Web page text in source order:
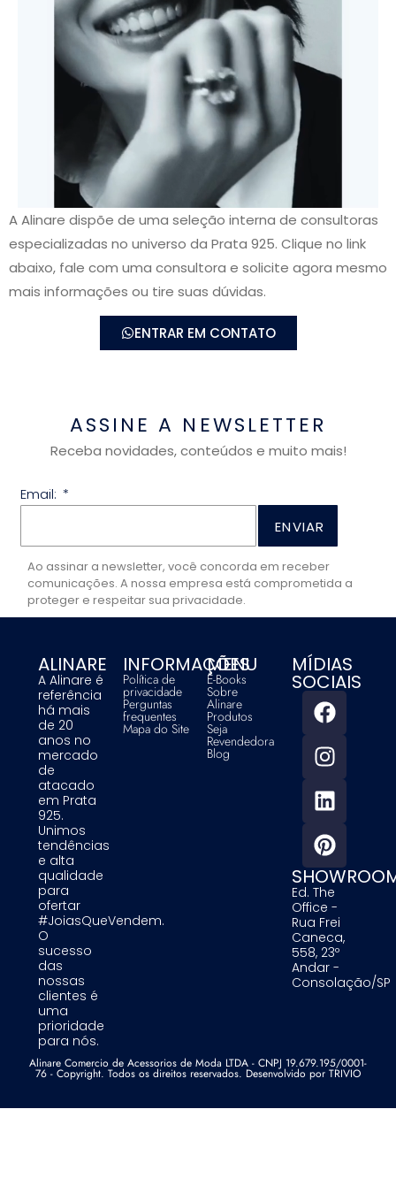
A Alinare dispõe de uma seleção interna de consultoras
especializadas no universo da Prata 925. Clique no link
abaixo, fale com uma consultora e solicite agora mesmo
mais informações ou tire suas dúvidas.
ENTRAR EM CONTATO
ASSINE A NEWSLETTER
Receba novidades, conteúdos e muito mais!
Email:
ENVIAR
Ao assinar a newsletter, você concorda em receber
comunicações. A nossa empresa está comprometida a
proteger e respeitar sua privacidade.
ALINARE
A Alinare é
referência
há mais
de 20
anos no
mercado
de
atacado
em Prata
925.
Unimos
tendências
e alta
qualidade
para
ofertar
#JoiasQueVendem.
O
sucesso
das
nossas
clientes é
uma
prioridade
para nós.
INFORMAÇÕES
Política de
privacidade
Perguntas
frequentes
Mapa do Site
MENU
E-Books
Sobre
Alinare
Produtos
Seja
Revendedora
Blog
MÍDIAS
SOCIAIS
Ed. The
Office -
Rua Frei
Caneca,
558, 23º
Andar -
Consolação/SP
Alinare Comercio de Acessorios de Moda LTDA - CNPJ 19.679.195/0001-
76 - Copyright. Todos os direitos reservados. Desenvolvido por TRIVIO